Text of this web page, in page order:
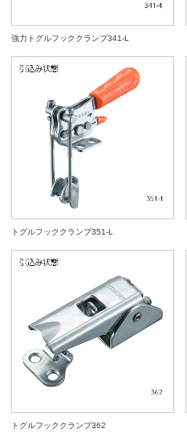
強力トグルフッククランプ341-L
トグルフッククランプ351-L
トグルフッククランプ362